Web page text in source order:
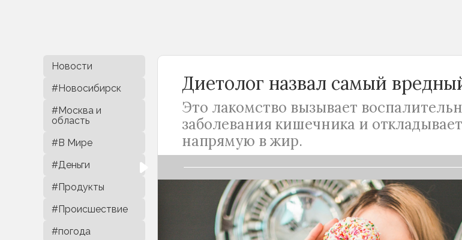
Новости
#Новосибирск
#Москва и
область
#В Мире
#Деньги
#Продукты
#Происшествие
#погода
Диетолог назвал самый
Это лакомство вызывает
заболевания кишечника и
напрямую в жир.
Читать в Telegram
Употребление этого десерта ведет к негативным